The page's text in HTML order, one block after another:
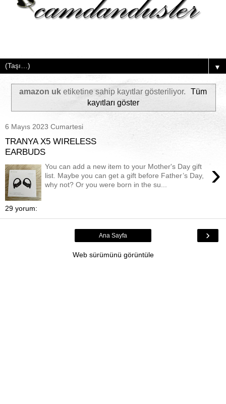
▼
amazon uketiketine sahip kayıtlar gösteriliyor.
Tüm
kayıtları göster
6 Mayıs 2023 Cumartesi
TRANYA X5 WIRELESS
EARBUDS
›
You can add a new item to your Mother's Day gift
list. Maybe you can get a gift before Father’s Day,
why not? Or you were born in the su...
29 yorum:
›
Ana Sayfa
Web sürümünü görüntüle